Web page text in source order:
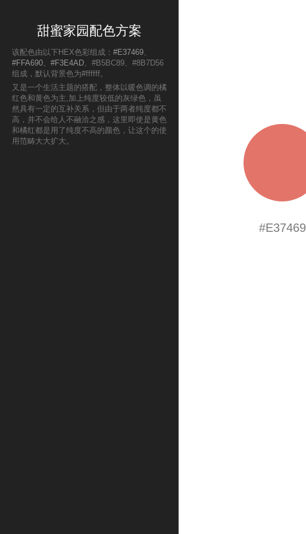
甜蜜家园配色方案
该配色由以下HEX色彩组成： #E37469、
#FFA690、 #F3E4AD、#B5BC89、#8B7D56
组成，默认背景色为#ffffff。
又是一个生活主题的搭配，整体以暖色调的橘
红色和黄色为主,加上纯度较低的灰绿色，虽
然具有一定的互补关系，但由于两者纯度都不
高，并不会给人不融洽之感，这里即使是黄色
和橘红都是用了纯度不高的颜色，让这个的使
用范畴大大扩大。
#E37469